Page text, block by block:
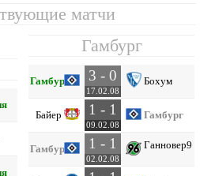
матчи
Гамбург
Гамбург 3 - 0
17.02.08
Бохум
Байер 1 - 1
09.02.08
Гамбург
Гамбург 1 - 1
02.02.08
Ганновер96